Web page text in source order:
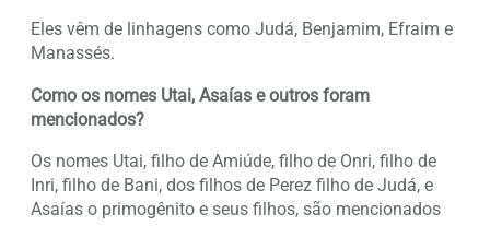
Eles vêm de linhagens como Judá, Benjamim, Efraim e
Manassés.
Como os nomes Utai, Asaías e outros foram
mencionados?
Os nomes Utai, filho de Amiúde, filho de Onri, filho de
Inri, filho de Bani, dos filhos de Perez filho de Judá, e
Asaías o primogênito e seus filhos, são mencionados